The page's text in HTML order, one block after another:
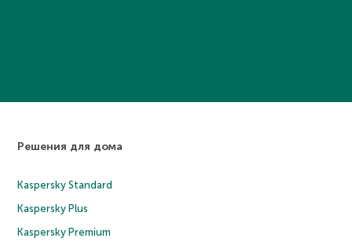
Решения для дома
Kaspersky Standard
Kaspersky Plus
Kaspersky Premium